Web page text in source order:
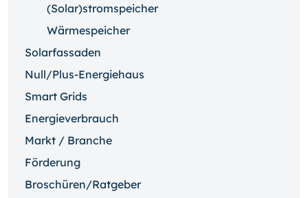
(Solar)stromspeicher
Wärmespeicher
Solarfassaden
Null/Plus-Energiehaus
Smart Grids
Energieverbrauch
Markt / Branche
Förderung
Broschüren/Ratgeber